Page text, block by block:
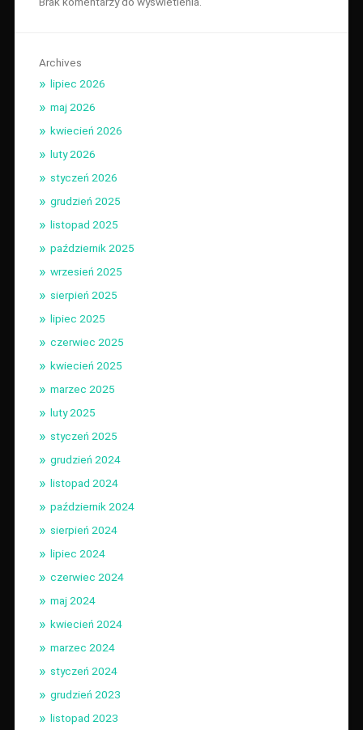
Archives
lipiec 2026
maj 2026
kwiecień 2026
luty 2026
styczeń 2026
grudzień 2025
listopad 2025
październik 2025
wrzesień 2025
sierpień 2025
lipiec 2025
czerwiec 2025
kwiecień 2025
marzec 2025
luty 2025
styczeń 2025
grudzień 2024
listopad 2024
październik 2024
sierpień 2024
lipiec 2024
czerwiec 2024
maj 2024
kwiecień 2024
marzec 2024
styczeń 2024
grudzień 2023
listopad 2023